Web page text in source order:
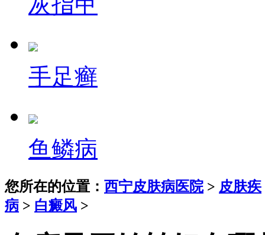
手足癣
鱼鳞病
您所在的位置： 西宁皮肤病医院> 皮肤疾
病 > 白癜风 >